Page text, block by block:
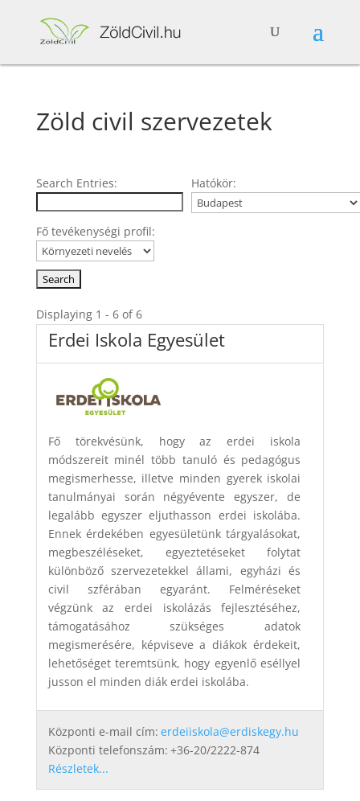
Zöld civil szervezetek
Search Entries: Hatókör:
Fő tevékenységi profil:
Displaying 1 - 6 of 6
Erdei Iskola Egyesület
Fő törekvésünk, hogy az erdei iskola
módszereit minél több tanuló és pedagógus
megismerhesse, illetve minden gyerek iskolai
tanulmányai során négyévente egyszer, de
legalább egyszer eljuthasson erdei iskolába.
Ennek érdekében egyesületünk tárgyalásokat,
megbeszéléseket, egyeztetéseket folytat
különböző szervezetekkel állami, egyházi és
civil szférában egyaránt. Felméréseket
végzünk az erdei iskolázás fejlesztéséhez,
támogatásához szükséges adatok
megismerésére, képviseve a diákok érdekeit,
lehetőséget teremtsünk, hogy egyenlő eséllyel
jusson el minden diák erdei iskolába.
Központi e-mail cím: erdeiiskola@erdiskegy.hu
Központi telefonszám: +36-20/2222-874
Részletek...